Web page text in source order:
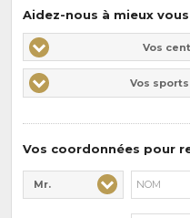
Aidez-nous à mieux
Vos
centres
d'intérêts
Vos
Vos
sports
Vos
Vos coordonnées pour
Civilité* :
Mr.
Nom* :